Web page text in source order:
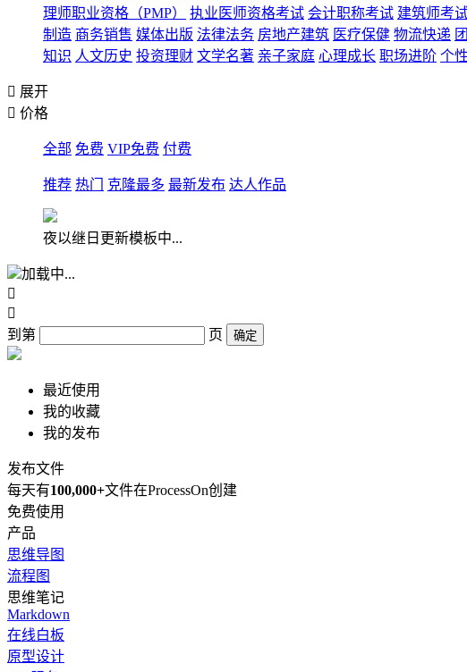
理师职业资格（PMP）
执业医师资格考试 会计职称考试 建筑师考
制造 商务销售 媒体出版 法律法务 房地产建筑 医疗保健 物流快递
知识 人文历史 投资理财 文学名著 亲子家庭 心理成长 职场进阶 个
 展开
 价格
全部 免费 VIP免费 付费
推荐 热门 克隆最多 最新发布 达人作品
夜以继日更新模板中...
加载中...


到第
页 确定
最近使用
我的收藏
我的发布
发布文件
每天有100,000+文件在ProcessOn创建
免费使用
产品
思维导图
流程图
思维笔记
Markdown
在线白板
原型设计